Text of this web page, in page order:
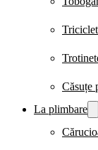
Căsuțe
La plimbare